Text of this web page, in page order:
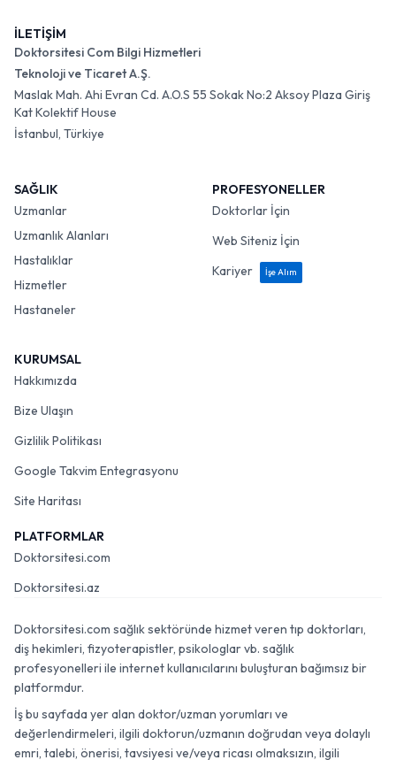
İLETİŞİM
Doktorsitesi Com Bilgi Hizmetleri
Teknoloji ve Ticaret A.Ş.
Maslak Mah. Ahi Evran Cd. A.O.S 55 Sokak No:2 Aksoy Plaza Giriş
Kat Kolektif House
İstanbul, Türkiye
SAĞLIK
Uzmanlar
Uzmanlık Alanları
Hastalıklar
Hizmetler
Hastaneler
PROFESYONELLER
Doktorlar İçin
Web Siteniz İçin
Kariyer
İşe Alım
KURUMSAL
Hakkımızda
Bize Ulaşın
Gizlilik Politikası
Google Takvim Entegrasyonu
Site Haritası
PLATFORMLAR
Doktorsitesi.com
Doktorsitesi.az
Doktorsitesi.com sağlık sektöründe hizmet veren tıp doktorları,
diş hekimleri, fizyoterapistler, psikologlar vb. sağlık
profesyonelleri ile internet kullanıcılarını buluşturan bağımsız bir
platformdur.
İş bu sayfada yer alan doktor/uzman yorumları ve
değerlendirmeleri, ilgili doktorun/uzmanın doğrudan veya dolaylı
emri, talebi, önerisi, tavsiyesi ve/veya ricası olmaksızın, ilgili